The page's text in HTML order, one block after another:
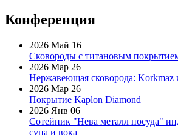
Конференция
2026 Май 16
Сковороды с титановым
2026 Мар 26
Нержавеющая сковорода:
2026 Мар 26
Покрытие Kaplon Diamond
2026 Янв 06
Сотейник "Нева металл посуда"
супа и вока